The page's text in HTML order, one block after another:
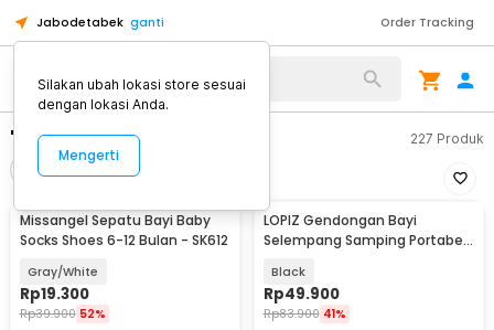
Jabodetabek ganti Order Tracking
"potong kuku bayi" 227 Produk
Urutkan
Missangel Sepatu Bayi Baby
Socks Shoes 6-12 Bulan - SK612
Gray/White
Rp19.300
Rp39.900 52%
LOPIZ Gendongan Bayi
Selempang Samping Portabel
Black
Rp49.900
Rp83.900 41%
Silakan ubah lokasi store sesuai
dengan lokasi Anda.
Mengerti